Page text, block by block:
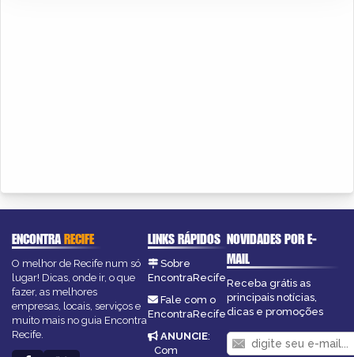
ENCONTRARECIFE
O melhor de Recife num só
lugar! Dicas, onde ir, o que
fazer, as melhores
empresas, locais, serviços e
muito mais no guia Encontra
Recife.
LINKS RÁPIDOS
Sobre
EncontraRecife
Fale com o
EncontraRecife
ANUNCIE:
Com
NOVIDADES POR E-
MAIL
Receba grátis as
principais notícias,
dicas e promoções